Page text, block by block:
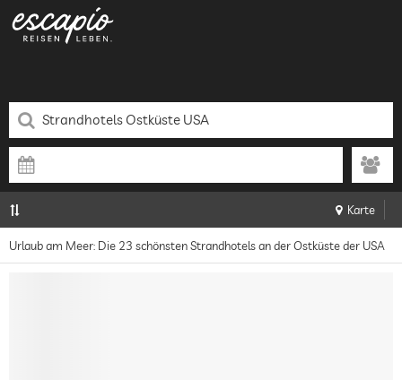
Karte
Urlaub am Meer: Die 23 schönsten Strandhotels an der Ostküste der USA